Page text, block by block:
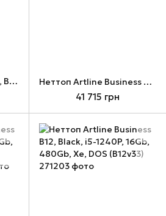
Неттоп ACEMAGIC E3B, Black, R5 7430U, 16Gb, 512Gb, Vega 7, Win11P Неттоп Artline Business B12, Black, i5-1240P, 16Gb, 1Tb, Xe, DOS (B12v35)
41 715 грн